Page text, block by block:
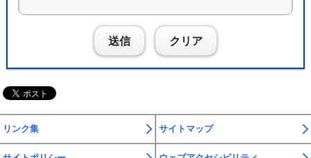
送信 クリア
リンク集 サイトマップ